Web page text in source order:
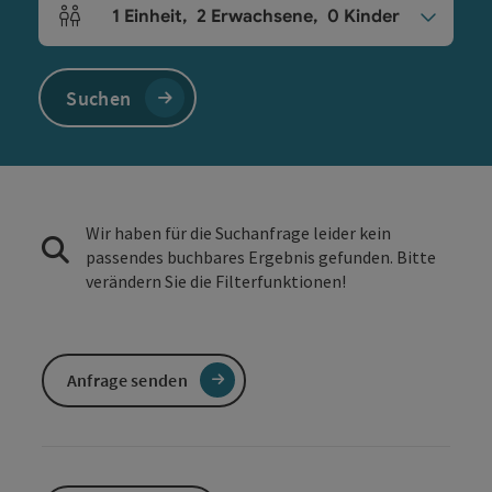
Einheitenanzahl und Personenfelder
1 Einheit, 2 Erwachsene, 0 Kinder
Suchen
Wir haben für die Suchanfrage leider kein
passendes buchbares Ergebnis gefunden. Bitte
verändern Sie die Filterfunktionen!
Anfrage senden